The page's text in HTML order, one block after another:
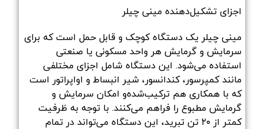
اجزای تشکیل‌دهنده مینی چیلر
مینی چیلر یک دستگاه کوچک و قابل حمل است که برای
سرمایش و گرمایش هر واحد مسکونی یا صنعتی
استفاده می‌شود. این دستگاه شامل اجزای مختلفی
مانند کمپرسور، کندانسور، شیر انبساط و اواپراتور است
که با همکاری هم ترکیب‌شده‌و امکان سرمایش و
گرمایش مطبوع را فراهم می‌کنند. با توجه به ظرفیت
کمتر از ۲۰ تن تبرید، این دستگاه می‌تواند در تمام